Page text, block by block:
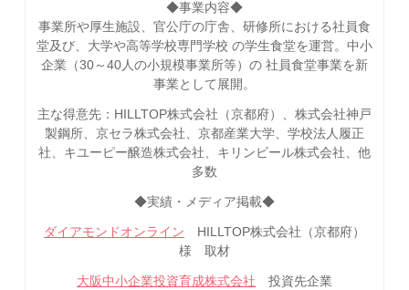
◆事業内容◆
事業所や厚生施設、官公庁の庁舎、研修所における社員食
堂及び、大学や高等学校専門学校 の学生食堂を運営。中小
企業（30～40人の小規模事業所等）の 社員食堂事業を新
事業として展開。
主な得意先：HILLTOP株式会社（京都府）、株式会社神戸
製鋼所、京セラ株式会社、京都産業大学、学校法人履正
社、キユーピー醸造株式会社、キリンビール株式会社、他
多数
◆実績・メディア掲載◆
ダイアモンドオンライン HILLTOP株式会社（京都府）
様 取材
大阪中小企業投資育成株式会社 投資先企業